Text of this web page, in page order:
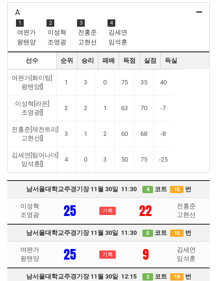
A
1
여완가
왕텐양
2
이성혁
조영광
3
전홍준
고현선
4
김세연
임석훈
선수 순위 승리 패배 득점 실점 득실
여완가[화이팅]
왕텐양[]
1 3 0 75 35 40
이성혁[라온]
조영광[]
2 2 1 63 70 -7
전홍준[제천트리]
고현선[]
3 1 2 60 68 -8
김세연[팀어나더]
임석훈[]
4 0 3 50 75 -25
남서울대학교주경기장 11월 30일 11:30 4 코트 15 번
이성혁
조영광
25 기록 22
전홍준
고현선
남서울대학교주경기장 11월 30일 11:30 5 코트 15 번
여완가
왕텐양
25 기록 9
김세연
임석훈
남서울대학교주경기장 11월 30일 12:15 2 코트 18 번